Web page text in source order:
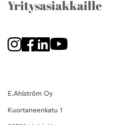
Yritysasiakkaille
E.Ahlström Oy
Kuortaneenkatu 1